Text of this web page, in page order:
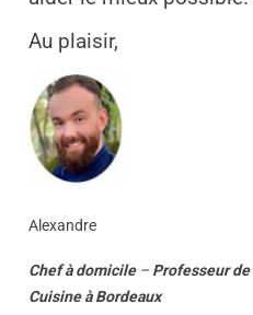
Au plaisir,
Alexandre
Chef à domicile–Professeur de
Cuisine à Bordeaux